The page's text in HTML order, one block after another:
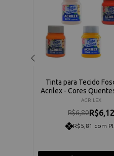
Tinta para Tecido
Acrilex - Cores
ACRILEX
R$6,80R$6,12
R$5,81 com